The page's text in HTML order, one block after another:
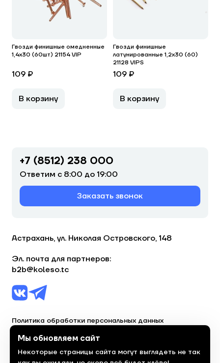
Гвозди финишные омедненные
1,4х30 (60шт) 21154 VIP
109 ₽
В корзину
Гвозди финишные
латунированные 1,2х30 (60)
21128 VIPS
109 ₽
В корзину
+7 (8512) 238 000
Ответим с 8:00 до 19:00
Заказать звонок
Астрахань, ул. Николая Островского, 148
Эл. почта для партнеров:
b2b@koleso.tc
Политика обработки персональных данных
© 2023, торгово-сервисная сеть «Колесо»
Мы обновляем сайт
Некоторые страницы сайта могут выглядеть не так